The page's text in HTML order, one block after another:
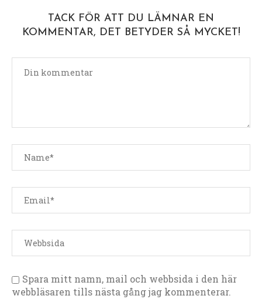
TACK FÖR ATT DU LÄMNAR EN
KOMMENTAR, DET BETYDER SÅ MYCKET!
Spara mitt namn, mail och webbsida i den här
webbläsaren tills nästa gång jag kommenterar.